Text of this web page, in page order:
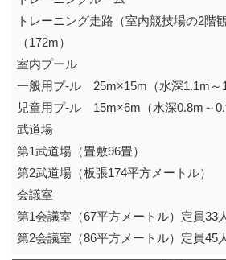
トレーニング走路（室内競技場の2階
（172m）
室内プール
一般用プ-ル 25m×15m（水深1.1m～
児童用プ-ル 15m×6m（水深0.8m～
武道場
第1武道場（畳敷96畳）
第2武道場（板張174平方メートル）
会議室
第1会議室（67平方メートル）定員33
第2会議室（86平方メートル）定員45